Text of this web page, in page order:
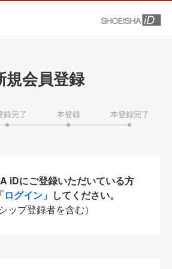
規会員登録
録完了 本登録 本登録完了
iDにご登録いただいている方
「ログイン」 してください。
ップ登録者を含む）